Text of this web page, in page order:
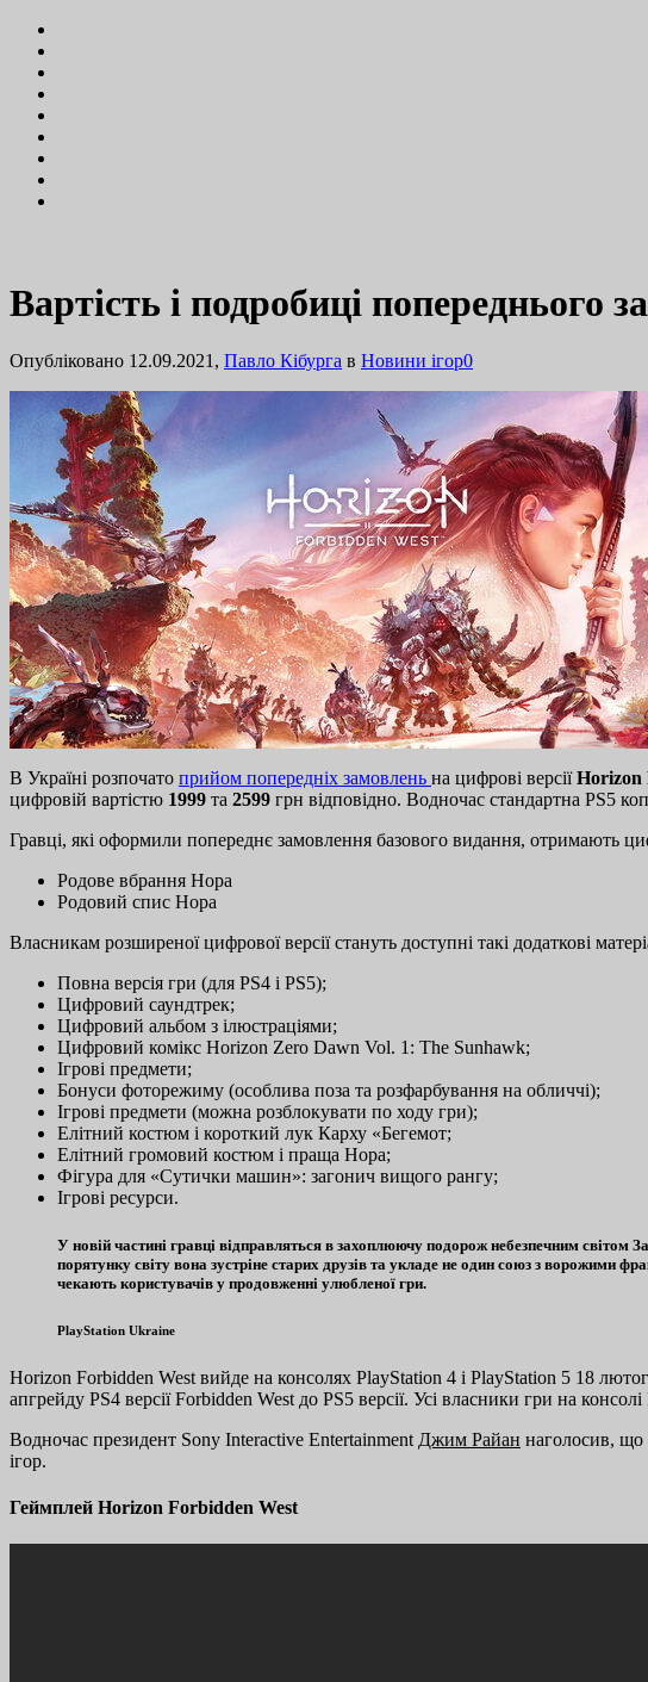
Вартість і подробиці попереднього
Опубліковано 12.09.2021, Павло Кібурга в Новини ігор0
В Україні розпочато прийом попередніх замовлень на цифрові версіїHorizon
цифровій вартістю 1999 та 2599 грн відповідно. Водночас стандартна PS5
Гравці, які оформили попереднє замовлення базового видання, отримають
Родове вбрання Нора
Родовий спис Нора
Власникам розширеної цифрової версії стануть доступні такі додаткові
Повна версія гри (для PS4 і PS5);
Цифровий саундтрек;
Цифровий альбом з ілюстраціями;
Цифровий комікс Horizon Zero Dawn Vol. 1: The Sunhawk;
Ігрові предмети;
Бонуси фоторежиму (особлива поза та розфарбування на обличчі);
Ігрові предмети (можна розблокувати по ходу гри);
Елітний костюм і короткий лук Карху «Бегемот;
Елітний громовий костюм і праща Нора;
Фігура для «Сутички машин»: загонич вищого рангу;
Ігрові ресурси.
У новій частині гравці відправляться в захоплюючу подорож небезпечним
порятунку світу вона зустріне старих друзів та укладе не один союз з ворожими
чекають користувачів у продовженні улюбленої гри.
PlayStation Ukraine
Horizon Forbidden West вийде на консолях PlayStation 4 і PlayStation 5 18
апгрейду PS4 версії Forbidden West до PS5 версії. Усі власники гри на
Водночас президент Sony Interactive Entertainment Джим Райан наголосив, що
ігор.
Геймплей Horizon Forbidden West